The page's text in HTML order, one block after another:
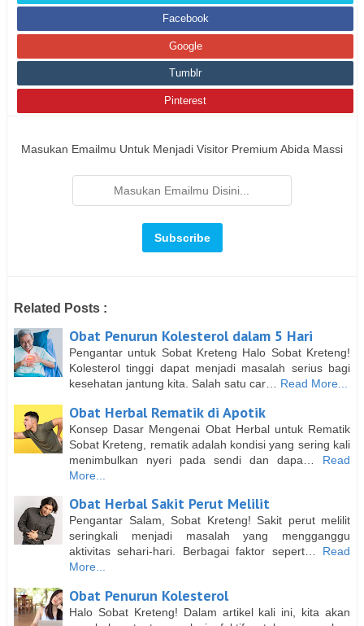
Facebook
Google
Tumblr
Pinterest
Masukan Emailmu Untuk Menjadi Visitor Premium Abida Massi
Related Posts :
Obat Penurun Kolesterol dalam 5 Hari
Pengantar untuk Sobat Kreteng Halo Sobat Kreteng!
Kolesterol tinggi dapat menjadi masalah serius bagi
kesehatan jantung kita. Salah satu car…
Read More...
Obat Herbal Rematik di Apotik
Konsep Dasar Mengenai Obat Herbal untuk Rematik
Sobat Kreteng, rematik adalah kondisi yang sering kali
menimbulkan nyeri pada sendi dan dapa…
Read
More...
Obat Herbal Sakit Perut Melilit
Pengantar Salam, Sobat Kreteng! Sakit perut melilit
seringkali menjadi masalah yang mengganggu
aktivitas sehari-hari. Berbagai faktor sepert…
Read
More...
Obat Penurun Kolesterol
Halo Sobat Kreteng! Dalam artikel kali ini, kita akan